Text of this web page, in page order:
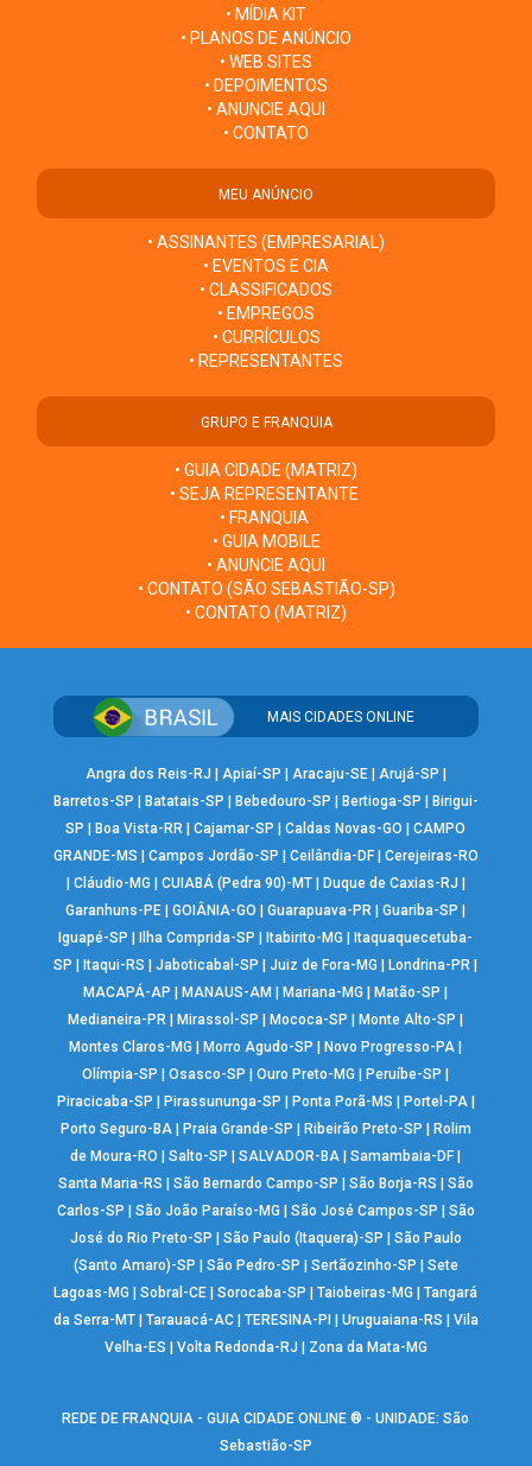
• MÍDIA KIT
• PLANOS DE ANÚNCIO
• WEB SITES
• DEPOIMENTOS
• ANUNCIE AQUI
• CONTATO
MEU ANÚNCIO
• ASSINANTES (EMPRESARIAL)
• EVENTOS E CIA
• CLASSIFICADOS
• EMPREGOS
• CURRÍCULOS
• REPRESENTANTES
GRUPO E FRANQUIA
• GUIA CIDADE (MATRIZ)
• SEJA REPRESENTANTE
• FRANQUIA
• GUIA MOBILE
• ANUNCIE AQUI
• CONTATO (SÃO SEBASTIÃO-SP)
• CONTATO (MATRIZ)
MAIS CIDADES ONLINE
Angra dos Reis-RJ | Apiaí-SP | Aracaju-SE| Arujá-SP |
Barretos-SP | Batatais-SP | Bebedouro-SP | Bertioga-SP | Birigui-
SP |Boa Vista-RR |Cajamar-SP |Caldas Novas-GO |CAMPO
GRANDE-MS | Campos Jordão-SP | Ceilândia-DF| Cerejeiras-RO
| Cláudio-MG | CUIABÁ (Pedra 90)-MT| Duque de Caxias-RJ |
Garanhuns-PE |GOIÂNIA-GO |Guarapuava-PR |Guariba-SP |
Iguapé-SP |Ilha Comprida-SP |Itabirito-MG |Itaquaquecetuba-
SP |Itaqui-RS |Jaboticabal-SP |Juiz de Fora-MG |Londrina-PR |
MACAPÁ-AP |MANAUS-AM |Mariana-MG |Matão-SP |
Medianeira-PR |Mirassol-SP |Mococa-SP |Monte Alto-SP |
Montes Claros-MG |Morro Agudo-SP |Novo Progresso-PA |
Olímpia-SP |Osasco-SP |Ouro Preto-MG |Peruíbe-SP |
Piracicaba-SP | Pirassununga-SP | Ponta Porã-MS | Portel-PA|
Porto Seguro-BA| Praia Grande-SP | Ribeirão Preto-SP | Rolim
de Moura-RO |Salto-SP |SALVADOR-BA |Samambaia-DF |
Santa Maria-RS | São Bernardo Campo-SP | São Borja-RS | São
Carlos-SP | São João Paraíso-MG | São José Campos-SP | São
José do Rio Preto-SP | São Paulo (Itaquera)-SP | São Paulo
(Santo Amaro)-SP | São Pedro-SP | Sertãozinho-SP | Sete
Lagoas-MG |Sobral-CE |Sorocaba-SP |Taiobeiras-MG |Tangará
da Serra-MT| Tarauacá-AC| TERESINA-PI | Uruguaiana-RS | Vila
Velha-ES | Volta Redonda-RJ | Zona da Mata-MG
REDE DE FRANQUIA - GUIA CIDADE ONLINE ® - UNIDADE: São
Sebastião-SP